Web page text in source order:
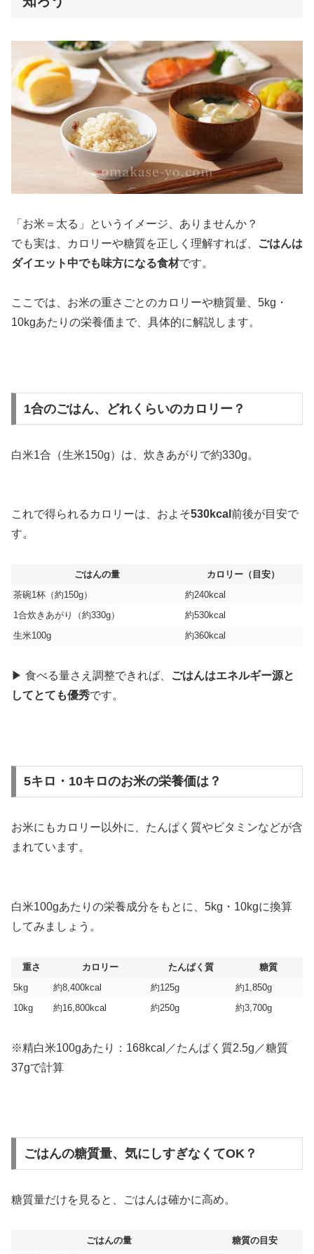
「お米＝太る」というイメージ、ありませんか？
でも実は、カロリーや糖質を正しく理解すれば、
ごはんは
ダイエット中でも味方になる食材です。
ここでは、お米の重さごとのカロリーや糖質量、5kg・
10kgあたりの栄養価まで、具体的に解説します。
1合のごはん、どれくらいのカロリー？
白米1合（生米150g）は、炊きあがりで約330g。
これで得られるカロリーは、およそ530kcal 前後が目安で
す。
ごはんの量
カロリー（目安）
茶碗1杯（約150g）
約240kcal
1合炊きあがり（約330g）
約530kcal
生米100g
約360kcal
▶︎ 食べる量さえ調整できれば、
ごはんはエネルギー源と
してとても優秀です。
5キロ・10キロのお米の栄養価は？
お米にもカロリー以外に、たんぱく質やビタミンなどが含
まれています。
白米100gあたりの栄養成分をもとに、5kg・10kgに換算
してみましょう。
重さ カロリー たんぱく質
糖質
5kg
約8,400kcal 約125g
約1,850g
10kg
約16,800kcal 約250g 約3,700g
※精白米100gあたり：168kcal／たんぱく質2.5g／糖質
37gで計算
ごはんの糖質量、気にしすぎなくてOK？
糖質量だけを見ると、ごはんは確かに高め。
ごはんの量
糖質の目安